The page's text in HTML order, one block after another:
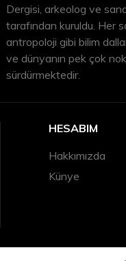
Dergisi, arkeolog ve
tarafından kuruldu. Her
antropoloji gibi bilim
ve dünyanın pek çok
sürdürmektedir.
HESABIM
Hakkımızda
Künye